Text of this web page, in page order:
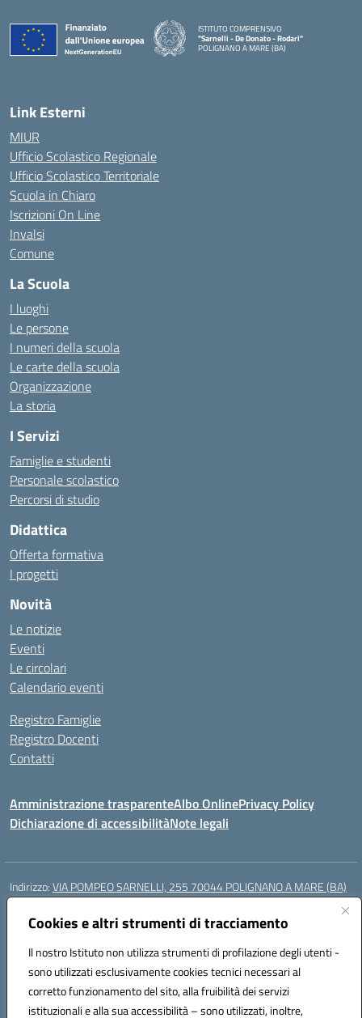
Cookies e altri strumenti di tracciamento
Il nostro Istituto non utilizza strumenti di profilazione degli utenti -
sono utilizzati esclusivamente cookies tecnici necessari al
corretto funzionamento del sito, alla fruibilità dei servizi
istituzionali e alla sua accessibilità – sono utilizzati, inoltre,
ISTITUTO COMPRENSIVO
"Sarnelli - De Donato - Rodari"
POLIGNANO A MARE (BA)
Link Esterni
MIUR
Ufficio Scolastico Regionale
Ufficio Scolastico Territoriale
Scuola in Chiaro
Iscrizioni On Line
Invalsi
Comune
La Scuola
I luoghi
Le persone
I numeri della scuola
Le carte della scuola
Organizzazione
La storia
I Servizi
Famiglie e studenti
Personale scolastico
Percorsi di studio
Didattica
Offerta formativa
I progetti
Novità
Le notizie
Eventi
Le circolari
Calendario eventi
Registro Famiglie
Registro Docenti
Contatti
Amministrazione trasparenteAlbo OnlinePrivacy Policy
Dichiarazione di accessibilitàNote legali
Indirizzo:VIA POMPEO SARNELLI, 255 70044 POLIGNANO A MARE (BA)
Centralino:
Posta elettronica certificata (PEC):BAIC87200N@pec.istruzione.it
Codice fiscale: 93423350722
Codice meccanografico:BAIC87200N
Codice Indice delle Pubbliche Amministrazioni (IPA): istsc_BAIC87200N
Codice unico di fatturazione (CUF): UF9AKD